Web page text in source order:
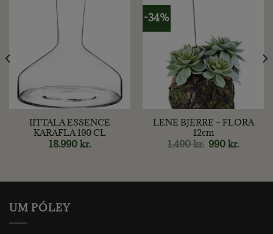
IITTALA ESSENCE
KARAFLA 190 CL
18.990 kr.
-34%
LENE BJERRE – FLORA
12cm
1.490kr. Original
price
990kr.Current
price
UM PÓLEY